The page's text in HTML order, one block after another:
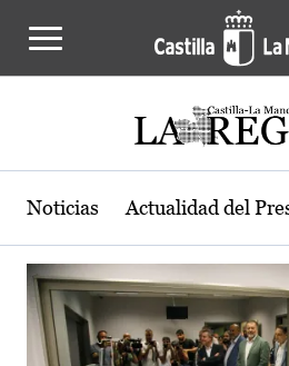
Actualidad de la
Noticias Actualidad del